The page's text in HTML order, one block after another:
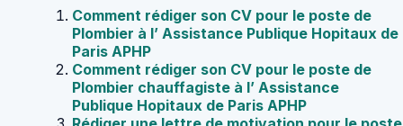
Comment rédiger son CV pour le poste de
Plombier à l’ Assistance Publique Hopitaux de
Paris APHP
Comment rédiger son CV pour le poste de
Plombier chauffagiste à l’ Assistance
Publique Hopitaux de Paris APHP